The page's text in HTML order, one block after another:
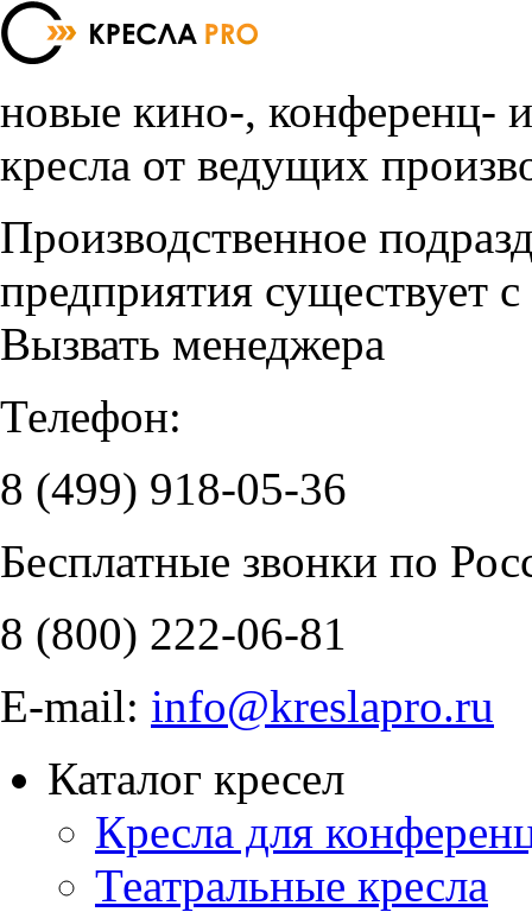
новые кино-, конференц-
кресла от ведущих
Производственное
предприятия существует
Вызвать менеджера
Телефон:
8 (499) 918-05-36
Бесплатные звонки по
8 (800) 222-06-81
E-mail: info@kreslapro.ru
Каталог кресел
Кресла для
Театральные кресла